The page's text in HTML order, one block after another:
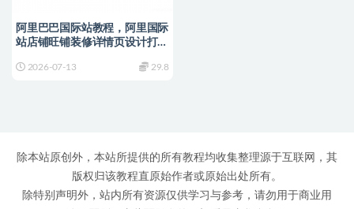
阿里巴巴国际站教程，阿里国际
站店铺旺铺装修详情页设计打造
2026-07-13 29.8
除本站原创外，本站所提供的所有教程均收集整理源于互联网，其
版权归该教程直原始作者或原始出处所有。
除特别声明外，站内所有资源仅供学习与参考，请勿用于商业用